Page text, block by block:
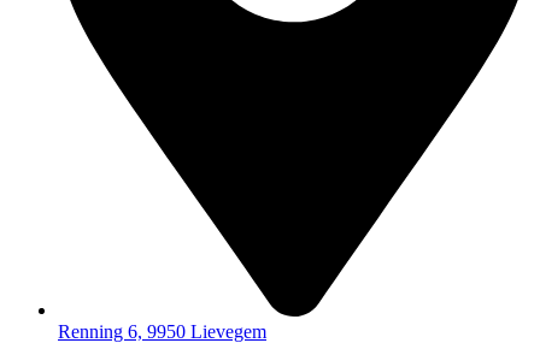
Renning 6, 9950 Lievegem